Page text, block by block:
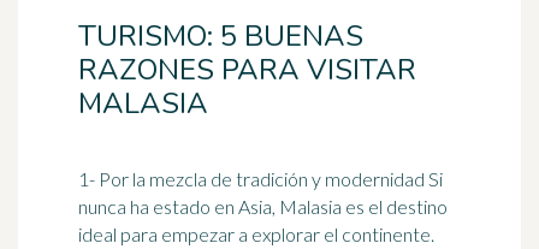
TURISMO: 5 BUENAS
RAZONES PARA VISITAR
MALASIA
1- Por la mezcla de tradición y modernidad Si
nunca ha estado en Asia, Malasia es el destino
ideal para empezar a explorar el continente.